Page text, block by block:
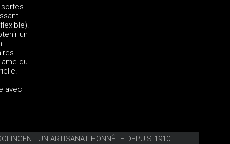
un
du
avec
- UN ARTISANAT HONNÊTE DEPUIS 1910